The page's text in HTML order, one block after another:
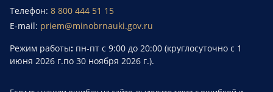
Телефон: 8 800 444 51 15
E-mail: priem@minobrnauki.gov.ru
Режим работы: пн-пт с 9:00 до 20:00 (круглосуточно с 1
июня 2026 г.по 30 ноября 2026 г.).